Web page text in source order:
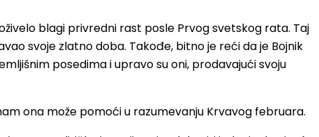
blagi privredni rast posle Prvog svetskog rata. Taj
svoje zlatno doba. Takođe, bitno je reći da je Bojnik
posedima i upravo su oni, prodavajući svoju
ona može pomoći u razumevanju Krvavog februara.